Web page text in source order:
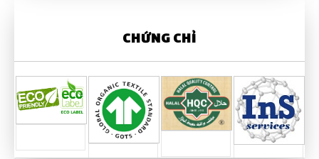
CHỨNG CHỈ